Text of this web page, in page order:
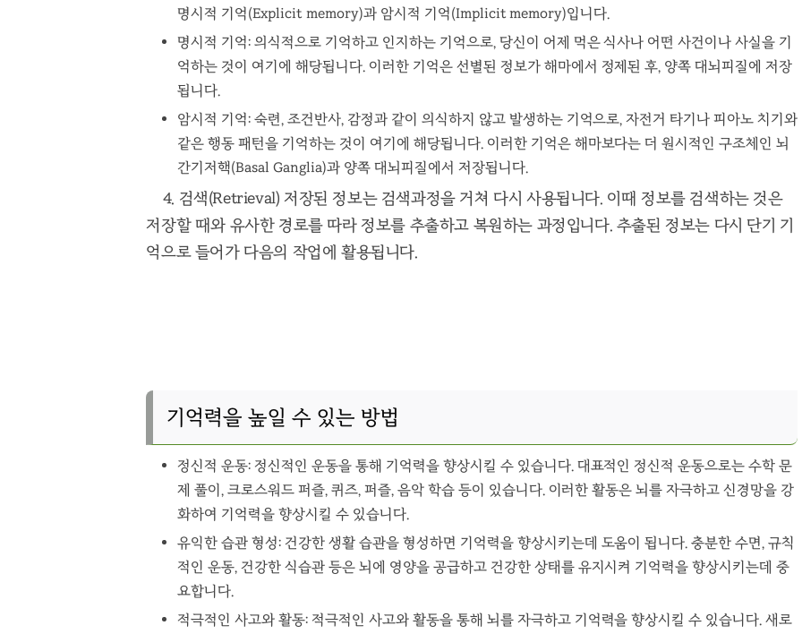
명시적 기억(Explicit memory)과 암시적 기억(Implicit memory)입니다.
명시적 기억: 의식적으로 기억하고 인지하는 기억으로, 당신이 어제 먹은 식사나 어떤 사건이나 사실을 기
억하는 것이 여기에 해당됩니다. 이러한 기억은 선별된 정보가 해마에서 정제된 후, 양쪽 대뇌피질에 저장
됩니다.
암시적 기억: 숙련, 조건반사, 감정과 같이 의식하지 않고 발생하는 기억으로, 자전거 타기나 피아노 치기와
같은 행동 패턴을 기억하는 것이 여기에 해당됩니다. 이러한 기억은 해마보다는 더 원시적인 구조체인 뇌
간기저핵(Basal Ganglia)과 양쪽 대뇌피질에서 저장됩니다.
4. 검색(Retrieval) 저장된 정보는 검색과정을 거쳐 다시 사용됩니다. 이때 정보를 검색하는 것은
저장할 때와 유사한 경로를 따라 정보를 추출하고 복원하는 과정입니다. 추출된 정보는 다시 단기 기
억으로 들어가 다음의 작업에 활용됩니다.
기억력을 높일 수 있는 방법
정신적 운동: 정신적인 운동을 통해 기억력을 향상시킬 수 있습니다. 대표적인 정신적 운동으로는 수학 문
제 풀이, 크로스워드 퍼즐, 퀴즈, 퍼즐, 음악 학습 등이 있습니다. 이러한 활동은 뇌를 자극하고 신경망을 강
화하여 기억력을 향상시킬 수 있습니다.
유익한 습관 형성: 건강한 생활 습관을 형성하면 기억력을 향상시키는데 도움이 됩니다. 충분한 수면, 규칙
적인 운동, 건강한 식습관 등은 뇌에 영양을 공급하고 건강한 상태를 유지시켜 기억력을 향상시키는데 중
요합니다.
적극적인 사고와 활동: 적극적인 사고와 활동을 통해 뇌를 자극하고 기억력을 향상시킬 수 있습니다. 새로